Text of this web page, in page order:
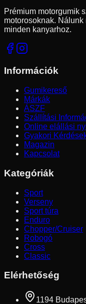
Prémium motorgumik
motorosoknak.
minden kanyarhoz.
Információk
Gumikereső
Márkák
ÁSZF
Szállítási
Online elállási
Gyakori
Magazin
Kapcsolat
Kategóriák
Sport
Verseny
Sport túra
Enduro
Chopper/Cruiser
Robogó
Cross
Classic
Elérhetőség
1194